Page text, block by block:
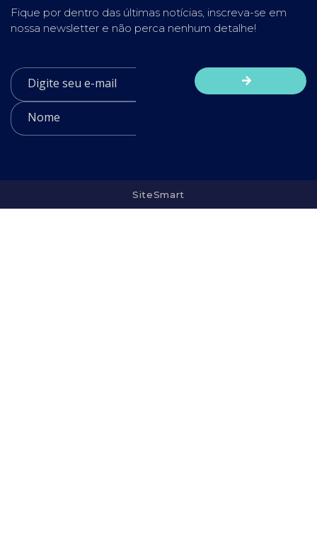
Fique por dentro das últimas notícias, inscreva-se em
nossa newsletter e não perca nenhum detalhe!
SiteSmart